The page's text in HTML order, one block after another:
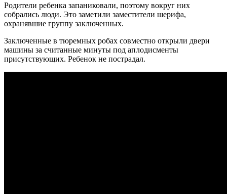
Родители ребенка запаниковали, поэтому вокруг них
собрались люди. Это заметили заместители шерифа,
охранявшие группу заключенных.
Заключенные в тюремных робах совместно открыли двери
машины за считанные минуты под аплодисменты
присутствующих. Ребенок не пострадал.